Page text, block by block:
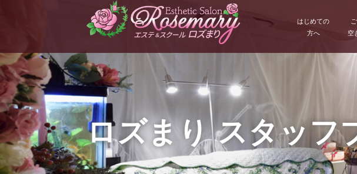
はじめての
方へ
空
ロズまり スタッフ